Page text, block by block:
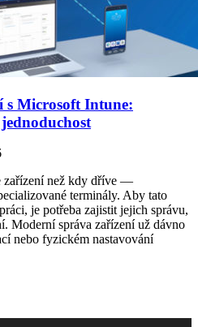
Microsoft Intune:
než kdy dříve —
terminály. Aby tato
je potřeba zajistit jejich správu,
Moderní správa zařízení už dávno
nebo fyzickém nastavování